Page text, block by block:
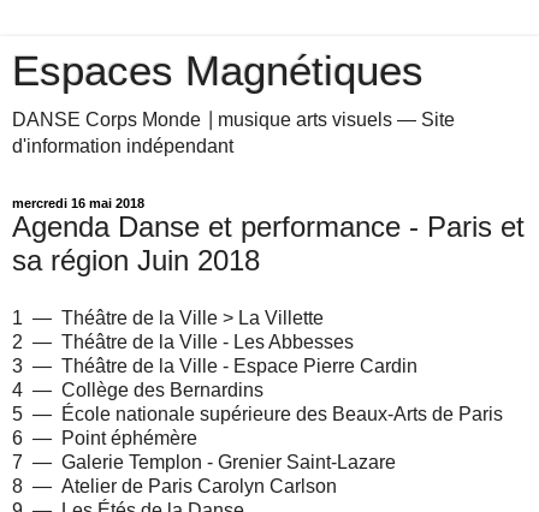
Espaces Magnétiques
DANSE Corps Monde ⎥ musique arts visuels — Site
d'information indépendant
mercredi 16 mai 2018
Agenda Danse et performance - Paris et
sa région Juin 2018
1 — Théâtre de la Ville > La Villette
2 — Théâtre de la Ville - Les Abbesses
3 — Théâtre de la Ville - Espace Pierre Cardin
4 — Collège des Bernardins
5 — École nationale supérieure des Beaux-Arts de Paris
6 — Point éphémère
7 — Galerie Templon - Grenier Saint-Lazare
8 — Atelier de Paris Carolyn Carlson